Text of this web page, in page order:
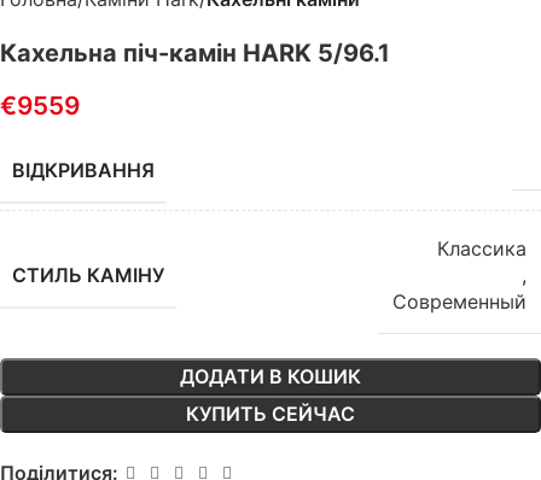
Кахельна піч-камін HARK 5/96.1
€9559
ВІДКРИВАННЯ
СТИЛЬ КАМІНУ
Классика
,
Современный
ДОДАТИ В КОШИК
КУПИТЬ СЕЙЧАС
Поділитися: